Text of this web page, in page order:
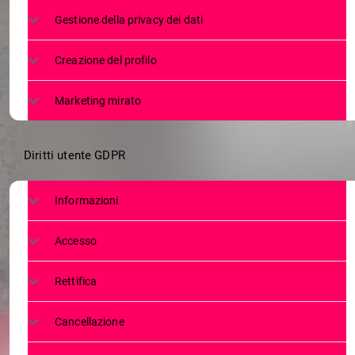
RAMI
Gestione della privacy dei dati
Creazione del profilo
Marketing mirato
Diritti utente GDPR
Informazioni
Accesso
Rettifica
Cancellazione